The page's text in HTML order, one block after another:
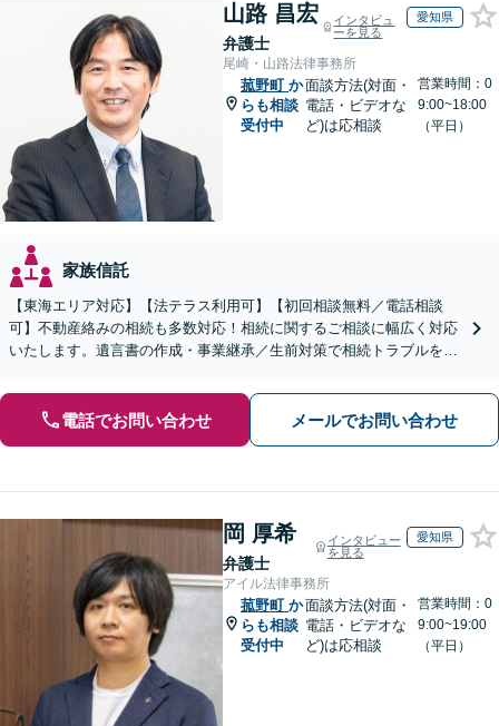
山路 昌宏
弁護士
インタビュ
ーを見る
愛知県
尾崎・山路法律事務所
菰野町 か
らも相談
受付中
面談方法(対面・
電話・ビデオな
ど)は応相談
営業時間：0
9:00~18:00
（平日）
家族信託
【東海エリア対応】【法テラス利用可】【初回相談無料／電話相談
可】不動産絡みの相続も多数対応！相続に関するご相談に幅広く対応
いたします。遺言書の作成・事業継承／生前対策で相続トラブルを回
電話でお問い合わせ メールでお問い合わせ
岡 厚希
弁護士
インタビュー
を見る
愛知県
アイル法律事務所
菰野町 か
らも相談
受付中
面談方法(対面・
電話・ビデオな
ど)は応相談
営業時間：0
9:00~19:00
（平日）